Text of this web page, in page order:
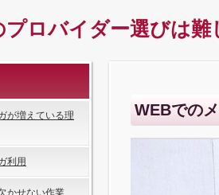
プロバイダー選びは難
が増えている理
利用
かせない作業
WEBでの